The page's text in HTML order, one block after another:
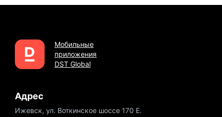
Мобильные
приложения
DST Global
Адрес
Ижевск, ул. Воткинское шоссе 170 Е.